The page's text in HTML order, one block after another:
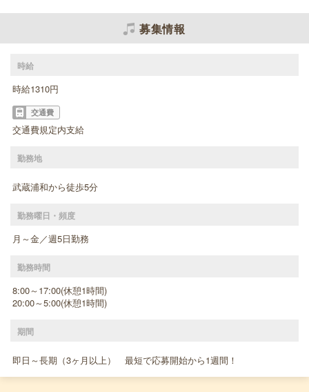
募集情報
時給
時給1310円
交通費
交通費規定内支給
勤務地
武蔵浦和から徒歩5分
勤務曜日・頻度
月～金／週5日勤務
勤務時間
8:00～17:00(休憩1時間)
20:00～5:00(休憩1時間)
期間
即日～長期（3ヶ月以上） 最短で応募開始から1週間！